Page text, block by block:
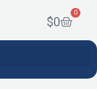
$0
0
Cart